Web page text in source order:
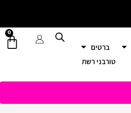
ברטים
טורבני רשת
0